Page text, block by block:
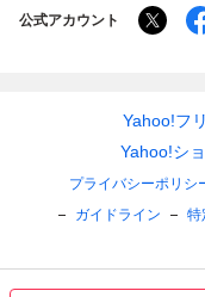
公式アカウント
Yahoo!フ
Yahoo!シ
プライバシーポリシ
ガイドライン
特